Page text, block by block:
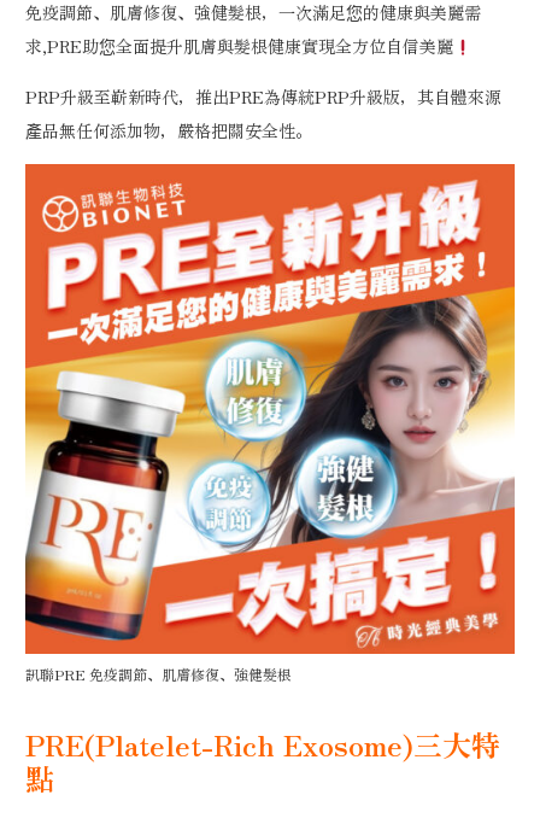
免疫調節、肌膚修復、強健髮根，一次滿足您的健康與美麗需
求,PRE助您全面提升肌膚與髮根健康實現全方位自信美麗
PRP升級至嶄新時代，推出PRE為傳統PRP升級版，其自體來源
產品無任何添加物，嚴格把關安全性。
訊聯PRE 免疫調節、肌膚修復、強健髮根
PRE(Platelet-Rich Exosome)三大特
點